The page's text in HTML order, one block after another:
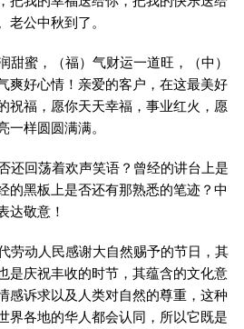
老公中秋到了。
甜蜜，（福）气财运一道旺，（中）
爽好心情！亲爱的客户，在这最美好
祝福，愿你天天幸福，事业红火，愿
一样圆圆满满。
还回荡着欢声笑语？曾经的讲台上是
的黑板上是否还有那熟悉的笔迹？中
达敬意！
劳动人民感谢大自然赐予的节日，其
是庆祝丰收的时节，其蕴含的文化意
感诉求以及人类对自然的尊重，这种
界各地的华人都会认同，所以它既是